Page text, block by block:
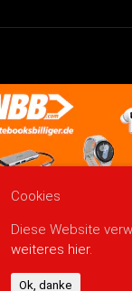
Cookies
Diese Website
weiteres hier.
Ok, danke